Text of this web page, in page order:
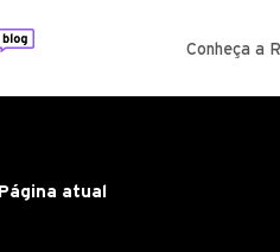
Conheça a
Página atual